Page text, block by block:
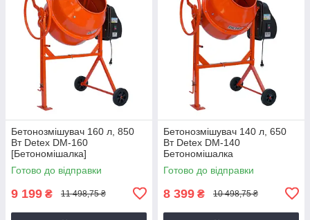
Бетонозмішувач 160 л, 850
Вт Detex DM-160
[Бетономішалка]
Готово до відправки
9 199 ₴ 11 498,75 ₴
Бетонозмішувач 140 л, 650
Вт Detex DM-140
Бетономішалка
Готово до відправки
8 399 ₴ 10 498,75 ₴